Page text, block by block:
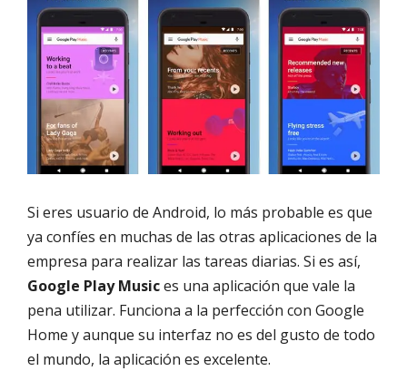
Si eres usuario de Android, lo más probable es que
ya confíes en muchas de las otras aplicaciones de la
empresa para realizar las tareas diarias. Si es así,
Google Play Musices una aplicación que vale la
pena utilizar. Funciona a la perfección con Google
Home y aunque su interfaz no es del gusto de todo
el mundo, la aplicación es excelente.